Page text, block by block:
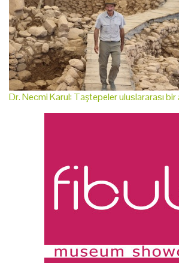
Dr. Necmi Karul: Taştepeler uluslararası bir